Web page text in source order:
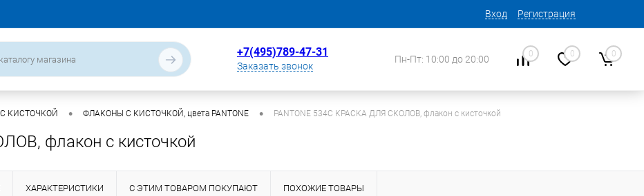
Вход Регистрация
+7(495)789-47-31
Заказать звонок
Пн-Пт: 10:00 до 20:00 0 0 0
КИСТОЧКОЙ • ФЛАКОНЫ С КИСТОЧКОЙ, цвета PANTONE • PANTONE 534C КРАСКА ДЛЯ СКОЛОВ, флакон с кисточкой
флакон с кисточкой
ХАРАКТЕРИСТИКИ С ЭТИМ ТОВАРОМ ПОКУПАЮТ ПОХОЖИЕ ТОВАРЫ